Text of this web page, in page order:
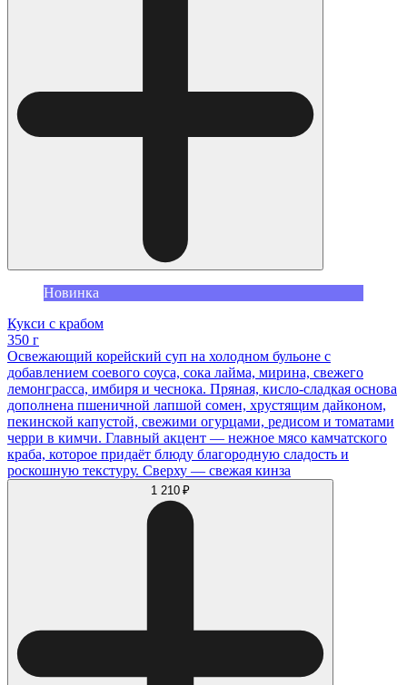
Новинка
Кукси с крабом
350 г
Освежающий корейский суп на холодном бульоне с
добавлением соевого соуса, сока лайма, мирина, свежего
лемонграсса, имбиря и чеснока. Пряная, кисло-сладкая основа
дополнена пшеничной лапшой сомен, хрустящим дайконом,
пекинской капустой, свежими огурцами, редисом и томатами
черри в кимчи. Главный акцент — нежное мясо камчатского
краба, которое придаёт блюду благородную сладость и
роскошную текстуру. Сверху — свежая кинза
1 210 ₽